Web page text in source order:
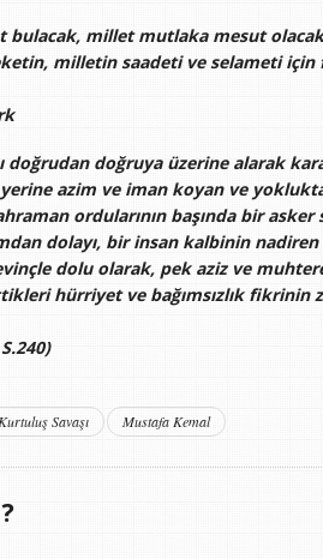
bulacak, millet mutlaka mesut
milletin saadeti ve selameti için
doğrudan doğruya üzerine alarak
azim ve iman koyan ve
ordularının başında bir
dolayı, bir insan kalbinin
dolu olarak, pek aziz ve
hürriyet ve bağımsızlık fikrinin
Savaşı Mustafa Kemal